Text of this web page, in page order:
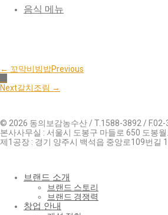
음식 메뉴
← 꼬막비빔밥Previous
Next갈치조림 →
© 2026 동의보감농수산 / T.1588-3892 /
본사사무실 : 서울시 도봉구 마들로 650 도봉
제1공장 : 경기 양주시 백석읍 중앙로109번길
브랜드 소개
브랜드 스토리
브랜드 경쟁력
창업 안내